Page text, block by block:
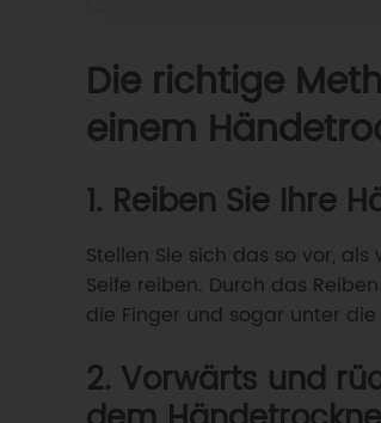
Die richtige
einem
1. Reiben Sie Ihre
Stellen Sie sich das so vor,
Seife reiben. Durch das
die Finger und sogar unter
2. Vorwärts und
dem